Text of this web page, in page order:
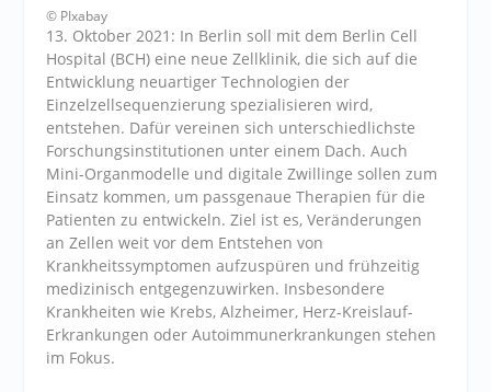
© PIxabay
13. Oktober 2021: In Berlin soll mit dem Berlin Cell
Hospital (BCH) eine neue Zellklinik, die sich auf die
Entwicklung neuartiger Technologien der
Einzelzellsequenzierung spezialisieren wird,
entstehen. Dafür vereinen sich unterschiedlichste
Forschungsinstitutionen unter einem Dach. Auch
Mini-Organmodelle und digitale Zwillinge sollen zum
Einsatz kommen, um passgenaue Therapien für die
Patienten zu entwickeln. Ziel ist es, Veränderungen
an Zellen weit vor dem Entstehen von
Krankheitssymptomen aufzuspüren und frühzeitig
medizinisch entgegenzuwirken. Insbesondere
Krankheiten wie Krebs, Alzheimer, Herz-Kreislauf-
Erkrankungen oder Autoimmunerkrankungen stehen
im Fokus.